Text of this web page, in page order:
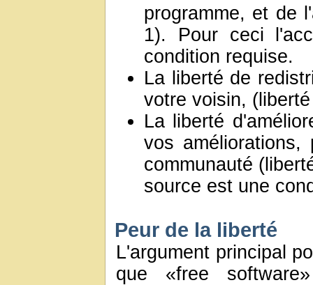
programme, et de
1). Pour ceci
condition requise.
La liberté de
votre voisin,
La liberté
vos
communauté
source est une
Peur de la liberté
L'argument principal
que «free